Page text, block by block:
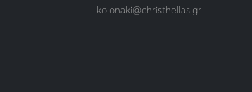
kolonaki@christhellas.gr